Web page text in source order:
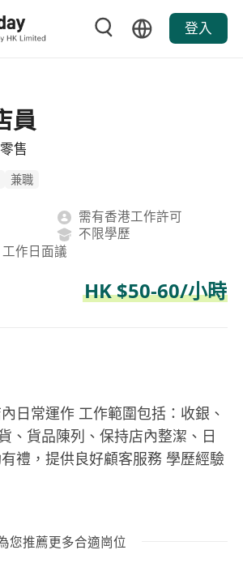
登入
員
售
兼職
需有香港工作許可
不限學歷
作日面議
HK $50-60/小時
日常運作 工作範圍包括：收銀、
、貨品陳列、保持店內整潔、日
禮，提供良好顧客服務 學歷經驗
通，能讀寫中文 在職培訓，良好
、顧客服務奬金、員工購物折購
您推薦更多合適崗位